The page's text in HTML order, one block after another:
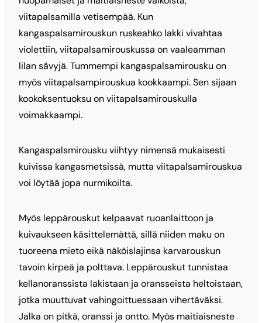
viitapalsamilla vetisempää. Kun
kangaspalsamirouskun ruskeahko lakki vivahtaa
violettiin, viitapalsamirouskussa on vaaleamman
lilan sävyjä. Tummempi kangaspalsamirousku on
myös viitapalsampirouskua kookkaampi. Sen sijaan
kookoksentuoksu on viitapalsamirouskulla
voimakkaampi.
Kangaspalsmirousku viihtyy nimensä mukaisesti
kuivissa kangasmetsissä, mutta viitapalsamirouskua
voi löytää jopa nurmikoilta.
Myös leppärouskut kelpaavat ruoanlaittoon ja
kuivaukseen käsittelemättä, sillä niiden maku on
tuoreena mieto eikä näköislajinsa karvarouskun
tavoin kirpeä ja polttava. Leppärouskut tunnistaa
kellanoranssista lakistaan ja oransseista heltoistaan,
jotka muuttuvat vahingoittuessaan vihertäväksi.
Jalka on pitkä, oranssi ja ontto. Myös maitiaisneste